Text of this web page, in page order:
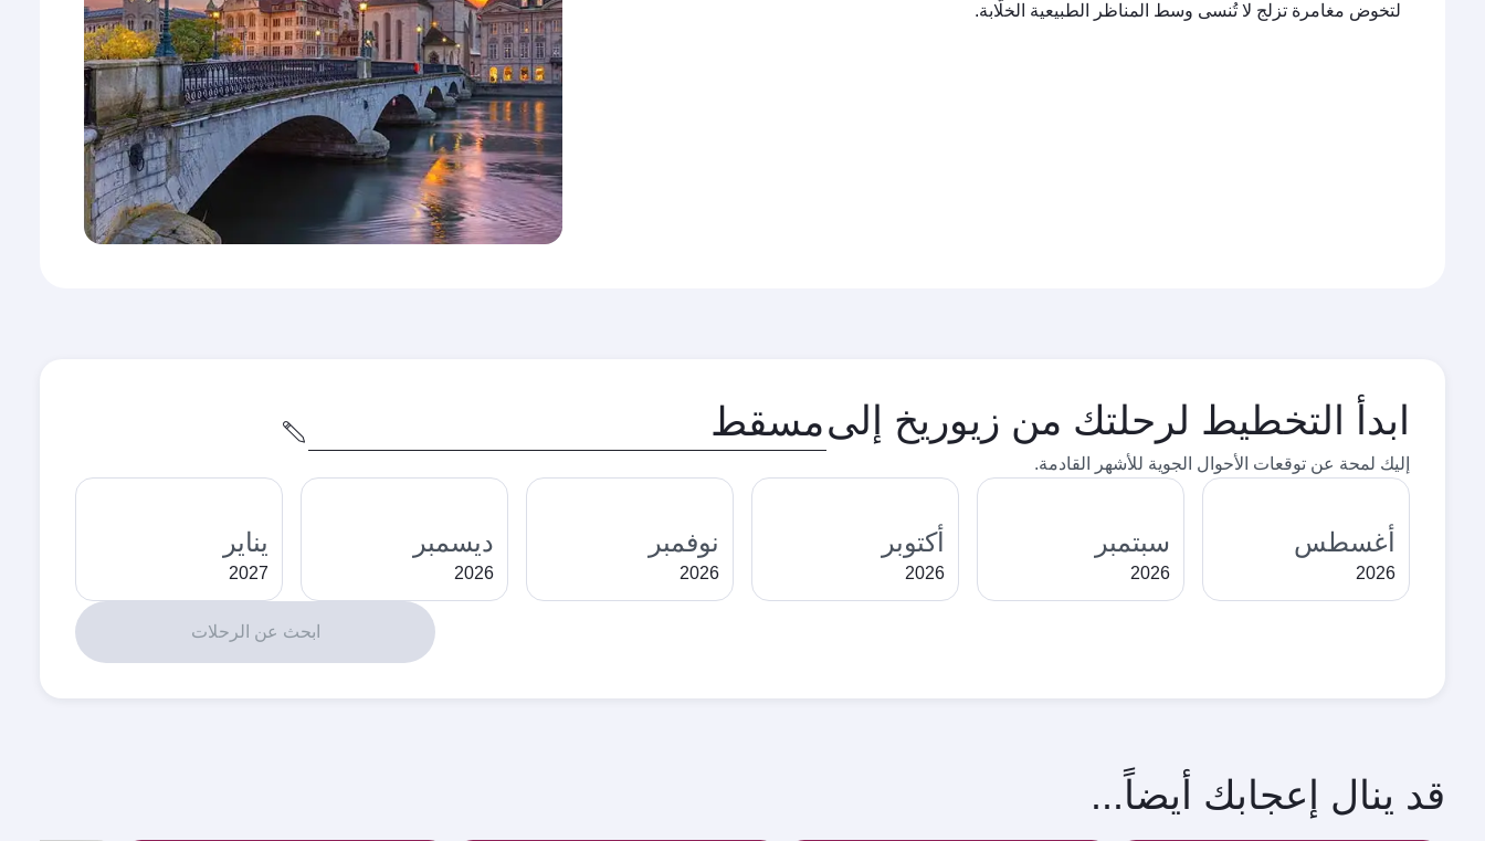
لتخوض مغامرة تزلج لا تُنسى وسط المناظر الطبيعية الخلّابة.
ابدأ التخطيط لرحلتك من زيوريخ إلى المغادرة
إليك لمحة عن توقعات الأحوال الجوية للأشهر القادمة.
أغسطس
2026
سبتمبر
2026
أكتوبر
2026
نوفمبر
2026
ديسمبر
2026
يناير
2027
ابحث عن الرحلات
قد ينال إعجابك أيضاً...